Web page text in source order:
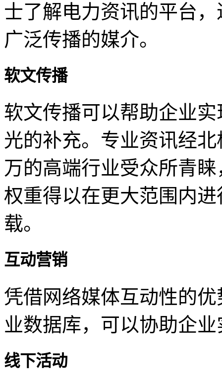
士了解电力资讯的平台
广泛传播的媒介。
软文传播
软文传播可以帮助企业
光的补充。专业资讯经
万的高端行业受众所青
权重得以在更大范围内
载。
互动营销
凭借网络媒体互动性的
业数据库，可以协助企
线下活动